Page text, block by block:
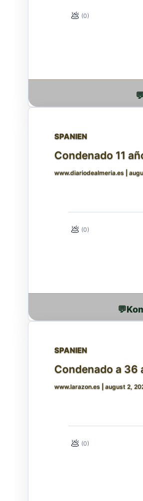
💩 (0)
SPANIEN
Condenado 11
www.diariodealmeria.es
💩 (0)
💬
SPANIEN
Condenado a 36
www.larazon.es august 2,
💩 (0)